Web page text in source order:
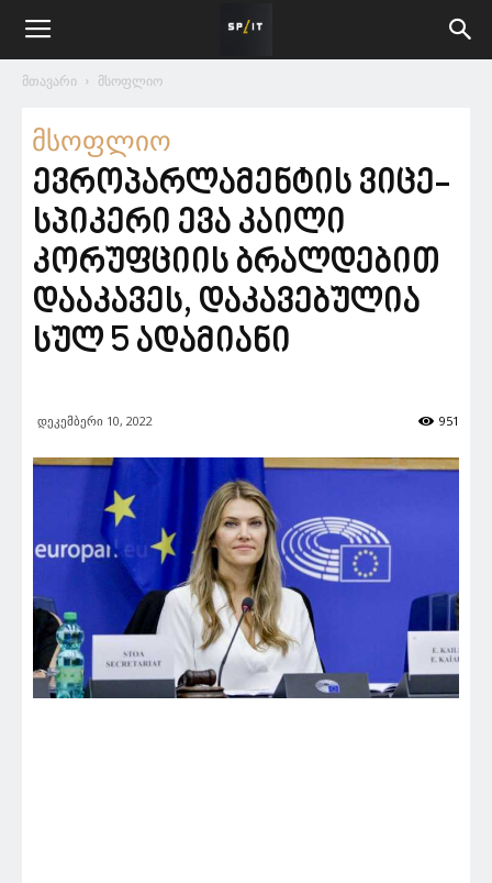
მთავარი მსოფლიო
მსოფლიო
ევროპარლამენტის ვიცე-
სპიკერი ევა კაილი
კორუფციის ბრალდებით
დააკავეს, დაკავებულია
სულ 5 ადამიანი
დეკემბერი 10, 2022 951